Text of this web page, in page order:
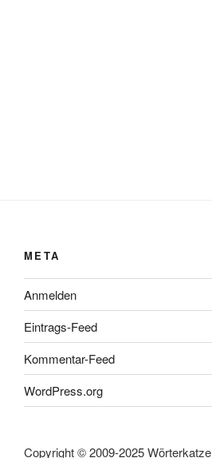
META
Anmelden
Eintrags-Feed
Kommentar-Feed
WordPress.org
Copyright © 2009-2025 Wörterkatze